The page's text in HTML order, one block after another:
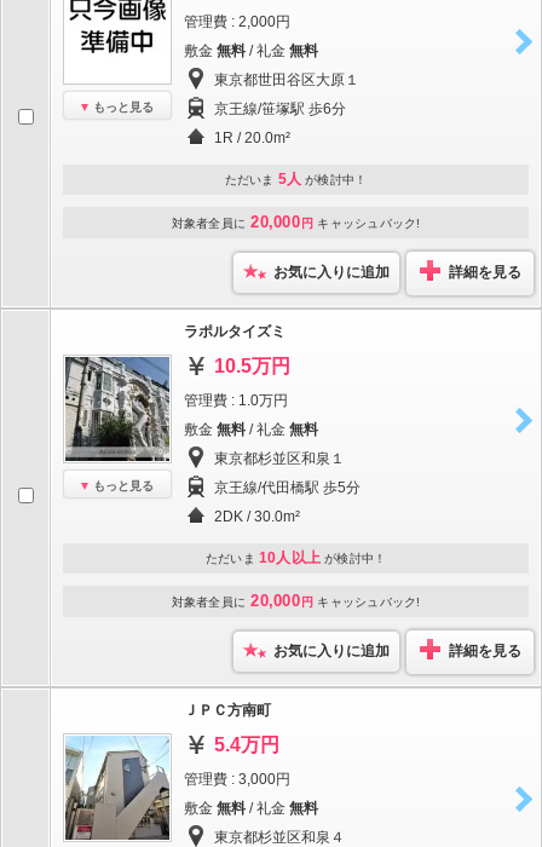
もっと見る
管理費 : 2,000円
敷金 無料 / 礼金 無料
東京都世田谷区大原１
京王線/笹塚駅 歩6分
1R / 20.0m²
ただいま 5人 が検討中！
対象者全員に 20,000 円 キャッシュバック!
お気に入りに追加 詳細を見る
もっと見る
ラポルタイズミ
10.5万円
管理費 : 1.0万円
敷金 無料 / 礼金 無料
東京都杉並区和泉１
京王線/代田橋駅 歩5分
2DK / 30.0m²
ただいま 10人以上 が検討中！
対象者全員に 20,000 円 キャッシュバック!
お気に入りに追加 詳細を見る
ＪＰＣ方南町
5.4万円
管理費 : 3,000円
敷金 無料 / 礼金 無料
東京都杉並区和泉４